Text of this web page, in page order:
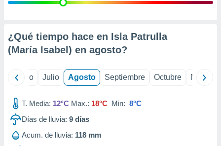
e
mediante
publicidad
de
¿Qué tiempo hace en Isla Patrulla
(María Isabel) en agosto?
Junio Julio Agosto Septiembre Octubre
T. Media: 12°C Max.: 18°C Min: 8°C
Días de lluvia: 9 días
Acum. de lluvia: 118 mm